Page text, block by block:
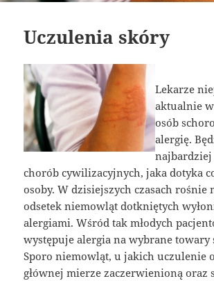
Uczulenia skóry
Lekarze
aktualnie
osób
alergię.
chorób cywilizacyjnych, jaka dotyka
osoby. W dzisiejszych czasach rośnie
odsetek niemowląt dotkniętych
alergiami. Wśród tak młodych
występuje alergia na wybrane towary
Sporo niemowląt, u jakich uczulenie
głównej mierze zaczerwienioną oraz